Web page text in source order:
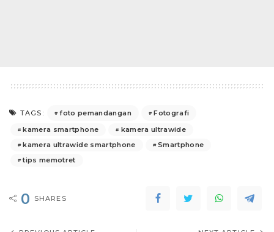
TAGS: foto pemandangan
Fotografi
kamera smartphone
kamera ultrawide
kamera ultrawide smartphone
Smartphone
tips memotret
0 SHARES